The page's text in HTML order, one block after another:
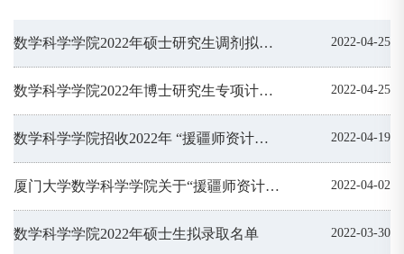
数学科学学院2022年硕士研究生调剂拟录取名单 2022-04-25
数学科学学院2022年博士研究生专项计划拟录取名单公示 2022-04-25
数学科学学院招收2022年 “援疆师资计划”和 “部省合建计划” 博士研究生复试考核名单 2022-04-19
厦门大学数学科学学院关于“援疆师资计划”和 “部省合建计划”的报考说明 2022-04-02
数学科学学院2022年硕士生拟录取名单 2022-03-30